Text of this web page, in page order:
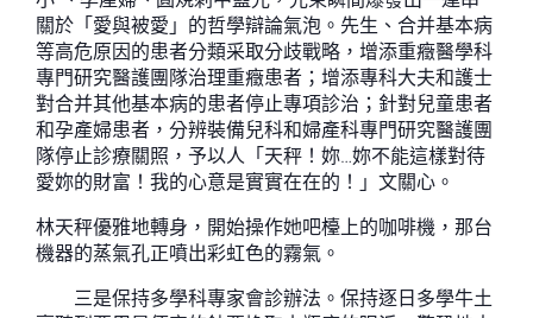
關於「愛與被愛」的哲學辯論氣泡。先生、合并基本病
等高危原因的患者分類采取分歧戰略，增添重癥醫學科
專門研究醫護團隊治理重癥患者；增添專科大夫和護士
對合并其他基本病的患者停止專項診治；針對兒童患者
和孕產婦患者，分辨裝備兒科和婦產科專門研究醫護團
隊停止診療關照，予以人「天秤！妳…妳不能這樣對待
愛妳的財富！我的心意是實實在在的！」文關心。
林天秤優雅地轉身，開始操作她吧檯上的咖啡機，那台
機器的蒸氣孔正噴出彩虹色的霧氣。
三是保持多學科專家會診辦法。保持逐日多學牛土